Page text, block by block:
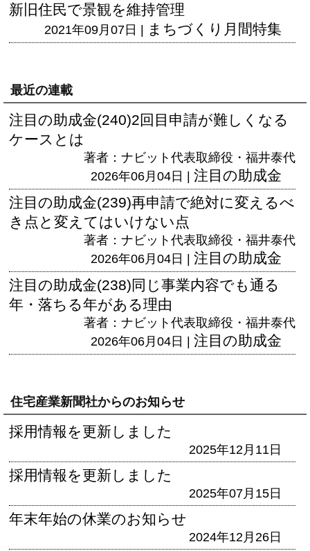
新旧住民で景観を維持管理
2021年09月07日 | まちづくり月間特集
最近の連載
注目の助成金(240)2回目申請が難しくなる
ケースとは
著者：ナビット代表取締役・福井泰代
2026年06月04日 | 注目の助成金
注目の助成金(239)再申請で絶対に変えるべ
き点と変えてはいけない点
著者：ナビット代表取締役・福井泰代
2026年06月04日 | 注目の助成金
注目の助成金(238)同じ事業内容でも通る
年・落ちる年がある理由
著者：ナビット代表取締役・福井泰代
2026年06月04日 | 注目の助成金
住宅産業新聞社からのお知らせ
採用情報を更新しました
2025年12月11日
採用情報を更新しました
2025年07月15日
年末年始の休業のお知らせ
2024年12月26日